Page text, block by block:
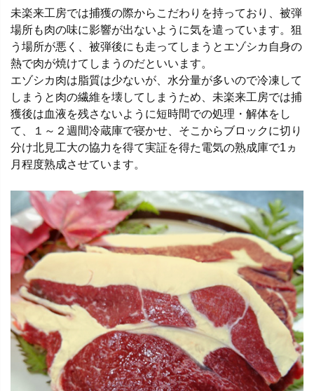
未楽来工房では捕獲の際からこだわりを持っており、被弾
場所も肉の味に影響が出ないように気を遣っています。狙
う場所が悪く、被弾後にも走ってしまうとエゾシカ自身の
熱で肉が焼けてしまうのだといいます。
エゾシカ肉は脂質は少ないが、水分量が多いので冷凍して
しまうと肉の繊維を壊してしまうため、未楽来工房では捕
獲後は血液を残さないように短時間での処理・解体をし
て、１～２週間冷蔵庫で寝かせ、そこからブロックに切り
分け北見工大の協力を得て実証を得た電気の熟成庫で1ヵ
月程度熟成させています。